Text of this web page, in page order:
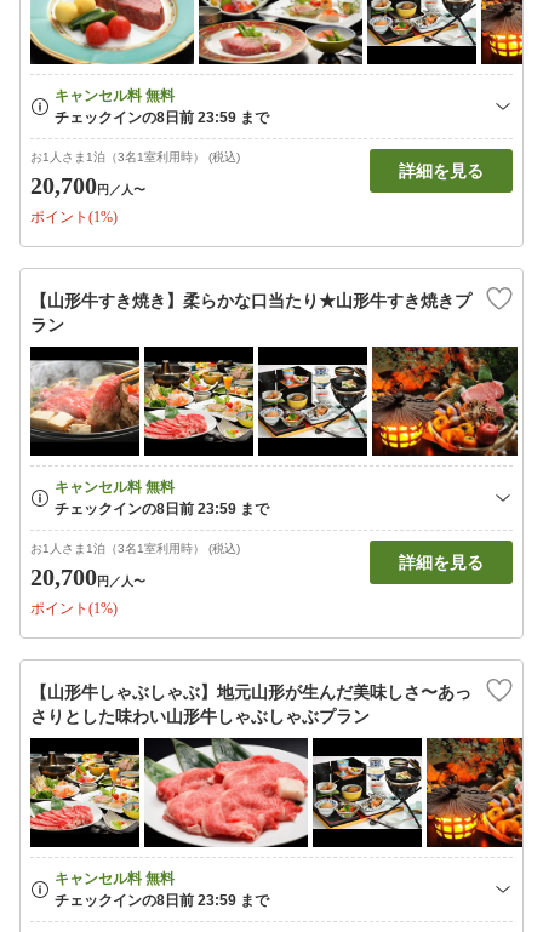
お1人さま1泊（3名1室利用時） (税込)
20,700円 ／人〜
ポイント(1%)
詳細を見る
【山形牛すき焼き】柔らかな口当たり★山形牛すき焼きプ
ラン
お1人さま1泊（3名1室利用時） (税込)
20,700円 ／人〜
ポイント(1%)
詳細を見る
【山形牛しゃぶしゃぶ】地元山形が生んだ美味しさ〜あっ
さりとした味わい山形牛しゃぶしゃぶプラン